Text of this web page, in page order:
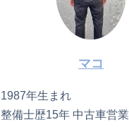
マコ
1987年生まれ
整備士歴15年 中古車営業